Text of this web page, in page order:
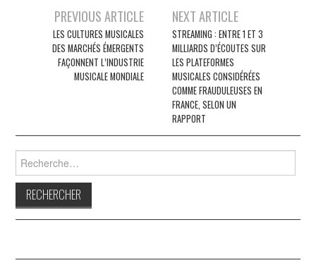
Navigation
articles
PREVIOUS ARTICLE
LES CULTURES MUSICALES
DES MARCHÉS ÉMERGENTS
FAÇONNENT L’INDUSTRIE
MUSICALE MONDIALE
NEXT ARTICLE
STREAMING : ENTRE 1 ET 3
MILLIARDS D’ÉCOUTES SUR
LES PLATEFORMES
MUSICALES CONSIDÉRÉES
COMME FRAUDULEUSES EN
FRANCE, SELON UN
RAPPORT